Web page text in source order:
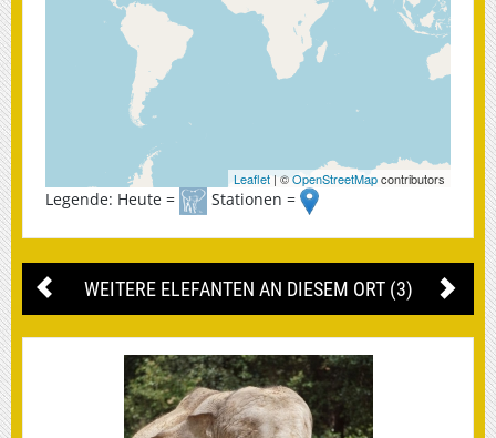
Leaflet | ©OpenStreetMapcontributors
Legende: Heute = Stationen =
WEITERE ELEFANTEN AN DIESEM ORT (3)